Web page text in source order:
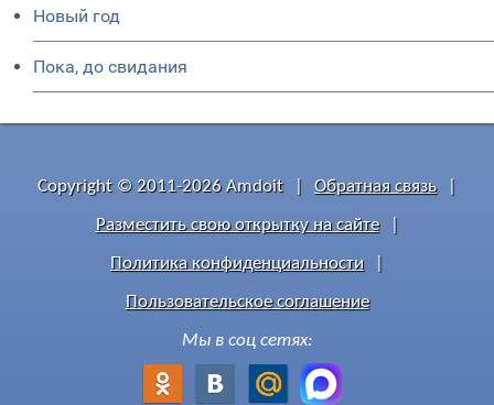
Новый год
Пока, до свидания
Copyright © 2011-2026 Amdoit Обратная связь
Разместить свою открытку на сайте
Политика конфиденциальности
Пользовательское соглашение
Мы в соц сетях: